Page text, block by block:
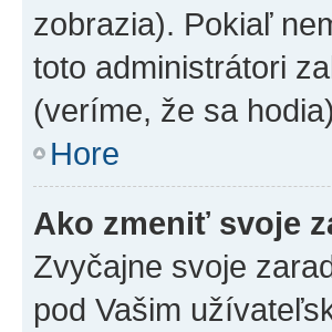
zobrazia). Pokiaľ
toto administrátori
(veríme, že sa
Hore
Ako zmeniť svoje
Zvyčajne svoje
pod Vašim